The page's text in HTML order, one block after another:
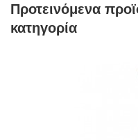
Προτεινόμενα
κατηγορία